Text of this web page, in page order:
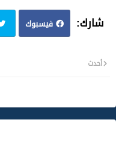
فيسبوك
أحدث